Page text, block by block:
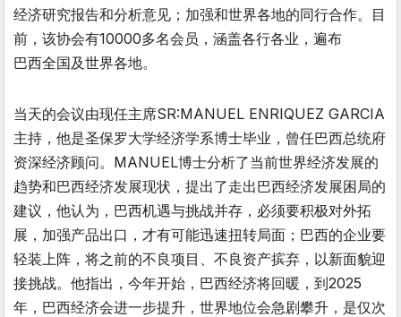
经济研究报告和分析意见；加强和世界各地的同行合作。目
前，该协会有10000多名会员，涵盖各行各业，遍布
巴西全国及世界各地。
当天的会议由现任主席SR:MANUEL ENRIQUEZ GARCIA
主持，他是圣保罗大学经济学系博士毕业，曾任巴西总统府
资深经济顾问。MANUEL博士分析了当前世界经济发展的
趋势和巴西经济发展现状，提出了走出巴西经济发展困局的
建议，他认为，巴西机遇与挑战并存，必须要积极对外拓
展，加强产品出口，才有可能迅速扭转局面；巴西的企业要
轻装上阵，将之前的不良项目、不良资产摈弃，以新面貌迎
接挑战。他指出，今年开始，巴西经济将回暖，到2025
年，巴西经济会进一步提升，世界地位会急剧攀升，是仅次